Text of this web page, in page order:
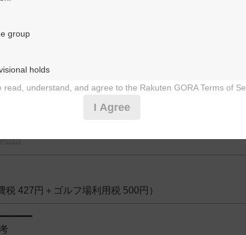
）
税 427円＋ゴルフ場利用税 500円）
group
holds
play (e.g., delaying play, ignoring rules, manners, or warnings)
regarding the above points.
read, understand, and agree to the Rakuten GORA Terms of
I Agree